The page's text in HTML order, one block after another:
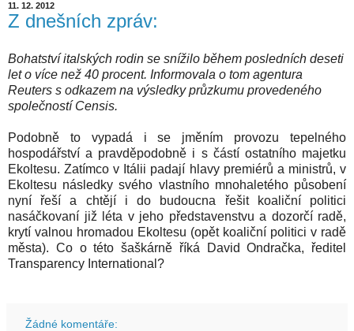
11. 12. 2012
Z dnešních zpráv:
Bohatství italských rodin se snížilo během posledních deseti
let o více než 40 procent. Informovala o tom agentura
Reuters s odkazem na výsledky průzkumu provedeného
společností Censis.
Podobně to vypadá i se jměním provozu tepelného
hospodářství a pravděpodobně i s částí ostatního majetku
Ekoltesu. Zatímco v Itálii padají hlavy premiérů a ministrů, v
Ekoltesu následky svého vlastního mnohaletého působení
nyní řeší a chtějí i do budoucna řešit koaliční politici
nasáčkovaní již léta v jeho představenstvu a dozorčí radě,
krytí valnou hromadou Ekoltesu (opět koaliční politici v radě
města). Co o této šaškárně říká David Ondračka, ředitel
Transparency International?
Žádné komentáře: